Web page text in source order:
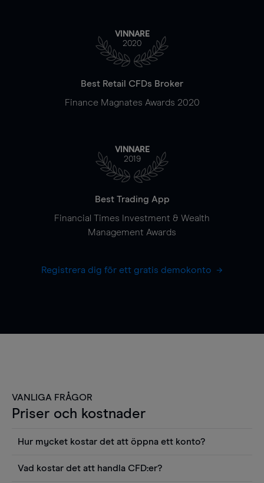
VINNARE
2020
Best Retail CFDs Broker
Finance Magnates Awards 2020
VINNARE
2019
Best Trading App
Financial Times Investment & Wealth
Management Awards
Registrera dig för ett gratis demokonto
VANLIGA FRÅGOR
Priser och kostnader
Hur mycket kostar det att öppna ett konto?
Vad kostar det att handla CFD:er?